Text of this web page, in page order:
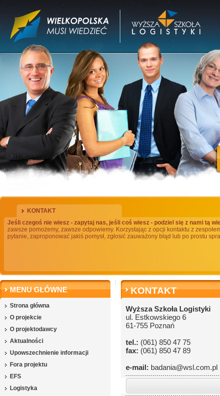
KONTAKT
Jeśli czegoś nie wiesz - zapytaj nas, jeśli coś wiesz - podziel się z nami tą
zawsze pomożemy, zawsze odpowiemy. Korzystając z opcji kontaktu z
pytanie, zaproponować jakiś pomysł, zgłosić zauważony błąd lub po prostu
MENU GŁÓWNE
Strona główna
O projekcie
O projektodawcy
Aktualności
Upowszechnienie informacji
Fora projektu
EFS
Logistyka
KONTAKT
Wyższa Szkoła Logistyki
ul. Estkowskiego 6
61-755 Poznań
tel.: (061) 850 47 75
fax: (061) 850 47 89
e-mail: badania@wsl.com.pl